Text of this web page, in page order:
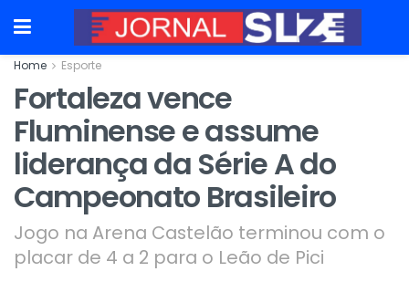
Home Esporte
Fortaleza vence
Fluminense e assume
liderança da Série A do
Campeonato Brasileiro
Jogo na Arena Castelão terminou com o
placar de 4 a 2 para o Leão de Pici